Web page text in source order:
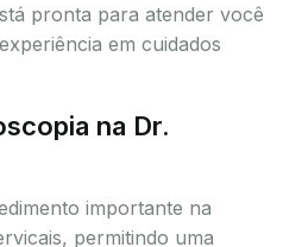
pronta para atender você
em cuidados
na Dr.
importante na
permitindo uma